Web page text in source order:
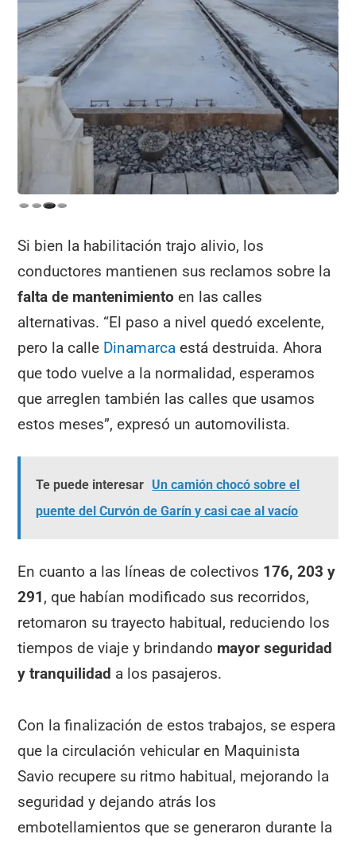
Si bien la habilitación trajo alivio, los
conductores mantienen sus reclamos sobre la
falta de mantenimiento en las calles
alternativas. “El paso a nivel quedó excelente,
pero la calle Dinamarca está destruida. Ahora
que todo vuelve a la normalidad, esperamos
que arreglen también las calles que usamos
estos meses”, expresó un automovilista.
Te puede interesar Un camión chocó sobre el
puente del Curvón de Garín y casi cae al vacío
En cuanto a las líneas de colectivos 176, 203 y
291, que habían modificado sus recorridos,
retomaron su trayecto habitual, reduciendo los
tiempos de viaje y brindando mayor seguridad
y tranquilidad a los pasajeros.
Con la finalización de estos trabajos, se espera
que la circulación vehicular en Maquinista
Savio recupere su ritmo habitual, mejorando la
seguridad y dejando atrás los
embotellamientos que se generaron durante la